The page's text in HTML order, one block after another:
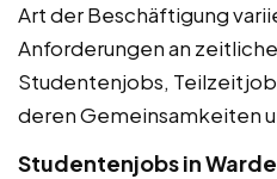
Art der Beschäftigung
Anforderungen an
Studentenjobs,
deren Gemeinsamkeiten
Studentenjobs in